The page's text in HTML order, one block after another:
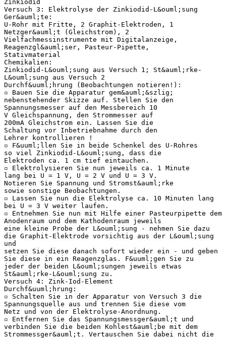
Zinkiodid
Versuch 3: Elektrolyse der Zinkiodid-L&ouml;sung
Ger&auml;te:
U-Rohr mit Fritte, 2 Graphit-Elektroden, 1
Netzger&auml;t (Gleichstrom), 2
Vielfachmessinstrumente mit Digitalanzeige,
Reagenzgl&auml;ser, Pasteur-Pipette,
Stativmaterial
Chemikalien:
Zinkiodid-L&ouml;sung aus Versuch 1; St&auml;rke-
L&ouml;sung aus Versuch 2
Durchf&uuml;hrung (Beobachtungen notieren!):
▫ Bauen Sie die Apparatur gem&auml;&szlig;
nebenstehender Skizze auf. Stellen Sie den
Spannungsmesser auf den Messbereich 10
V Gleichspannung, den Strommesser auf
200mA Gleichstrom ein. Lassen Sie die
Schaltung vor Inbetriebnahme durch den
Lehrer kontrollieren !
▫ F&uuml;llen Sie in beide Schenkel des U-Rohres
so viel Zinkiodid-L&ouml;sung, dass die
Elektroden ca. 1 cm tief eintauchen.
▫ Elektrolysieren Sie nun jeweils ca. 1 Minute
lang bei U = 1 V, U = 2 V und U = 3 V.
Notieren Sie Spannung und Stromst&auml;rke
sowie sonstige Beobachtungen.
▫ Lassen Sie nun die Elektrolyse ca. 10 Minuten lang
bei U = 3 V weiter laufen.
▫ Entnehmen Sie nun mit Hilfe einer Pasteurpipette dem
Anodenraum und dem Kathodenraum jeweils
eine kleine Probe der L&ouml;sung - nehmen Sie dazu
die Graphit-Elektrode vorsichtig aus der L&ouml;sung
und
setzen Sie diese danach sofort wieder ein - und geben
Sie diese in ein Reagenzglas. F&uuml;gen Sie zu
jeder der beiden L&ouml;sungen jeweils etwas
St&auml;rke-L&ouml;sung zu.
Versuch 4: Zink-Iod-Element
Durchf&uuml;hrung:
▫ Schalten Sie in der Apparatur von Versuch 3 die
Spannungsquelle aus und trennen Sie diese vom
Netz und von der Elektrolyse-Anordnung.
▫ Entfernen Sie das Spannungsmessger&auml;t und
verbinden Sie die beiden Kohlest&auml;be mit dem
Strommessger&auml;t. Vertauschen Sie dabei nicht die